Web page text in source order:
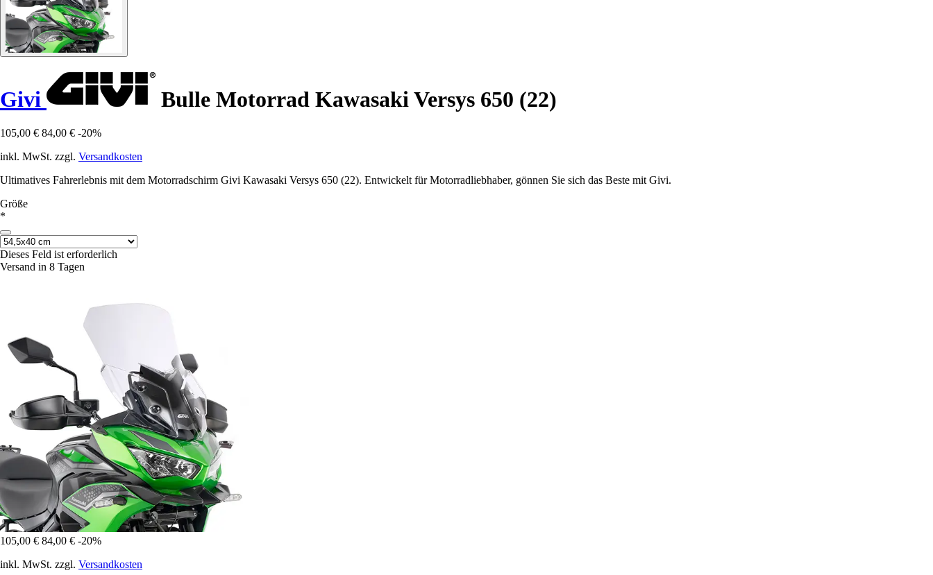
Givi Bulle Motorrad Kawasaki Versys 650 (22)
105,00 € 84,00 € -20%
inkl. MwSt. zzgl. Versandkosten
Ultimatives Fahrerlebnis mit dem Motorradschirm Givi Kawasaki Versys 650 (22). Entwickelt für Motorradliebhaber, gönnen Sie sich das Beste mit Givi.
Größe
*
Dieses Feld ist erforderlich
Versand in 8 Tagen
105,00 € 84,00 € -20%
inkl. MwSt. zzgl. Versandkosten